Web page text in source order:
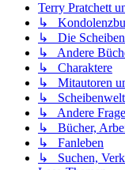
Terry Pratchett
↳
↳ Die
↳ Andere
↳ Charaktere
↳ Mitautoren
↳
↳ Andere
↳ Bücher,
↳ Fanleben
↳ Suchen,